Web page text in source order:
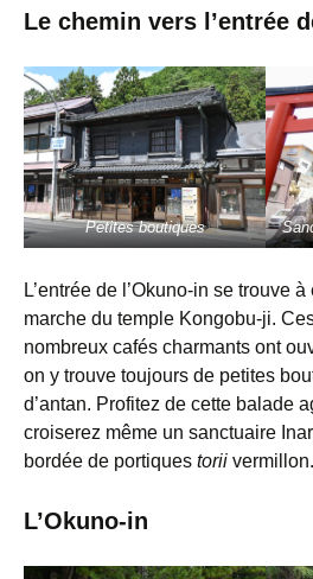
Le chemin vers l’entrée
Petites boutiques
L’entrée de l’Okuno-in se trouve
marche du temple Kongobu-ji.
nombreux cafés charmants ont
on y trouve toujours de petites
d’antan. Profitez de cette balade
croiserez même un sanctuaire
bordée de portiques torii vermillon.
L’Okuno-in